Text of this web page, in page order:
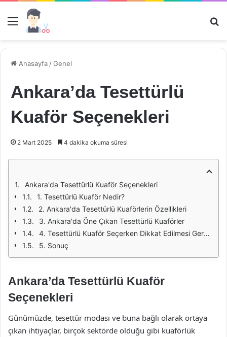
Menü
Anasayfa /Genel
Ankara’da Tesettürlü
Kuaför Seçenekleri
2 Mart 2025 4 dakika okuma süresi
Ankara'da Tesettürlü Kuaför Seçenekleri
1. Tesettürlü Kuaför Nedir?
2. Ankara'da Tesettürlü Kuaförlerin Özellikleri
3. Ankara'da Öne Çıkan Tesettürlü Kuaförler
4. Tesettürlü Kuaför Seçerken Dikkat Edilmesi Gerekenler
5. Sonuç
Ankara’da Tesettürlü Kuaför
Seçenekleri
Günümüzde, tesettür modası ve buna bağlı olarak ortaya
çıkan ihtiyaçlar, birçok sektörde olduğu gibi kuaförlük